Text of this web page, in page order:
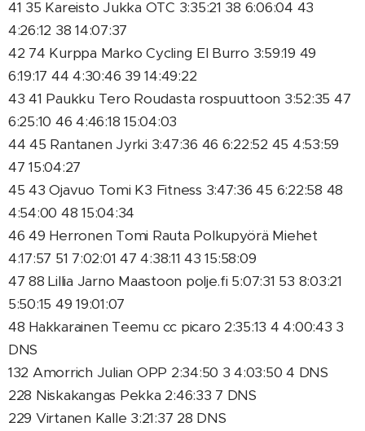
41 35 Kareisto Jukka OTC 3:35:21 38 6:06:04 43
4:26:12 38 14:07:37
42 74 Kurppa Marko Cycling El Burro 3:59:19 49
6:19:17 44 4:30:46 39 14:49:22
43 41 Paukku Tero Roudasta rospuuttoon 3:52:35 47
6:25:10 46 4:46:18 15:04:03
44 45 Rantanen Jyrki 3:47:36 46 6:22:52 45 4:53:59
47 15:04:27
45 43 Ojavuo Tomi K3 Fitness 3:47:36 45 6:22:58 48
4:54:00 48 15:04:34
46 49 Herronen Tomi Rauta Polkupyörä Miehet
4:17:57 51 7:02:01 47 4:38:11 43 15:58:09
47 88 Lillia Jarno Maastoon polje.fi 5:07:31 53 8:03:21
5:50:15 49 19:01:07
48 Hakkarainen Teemu cc picaro 2:35:13 4 4:00:43 3
DNS
132 Amorrich Julian OPP 2:34:50 3 4:03:50 4 DNS
228 Niskakangas Pekka 2:46:33 7 DNS
229 Virtanen Kalle 3:21:37 28 DNS